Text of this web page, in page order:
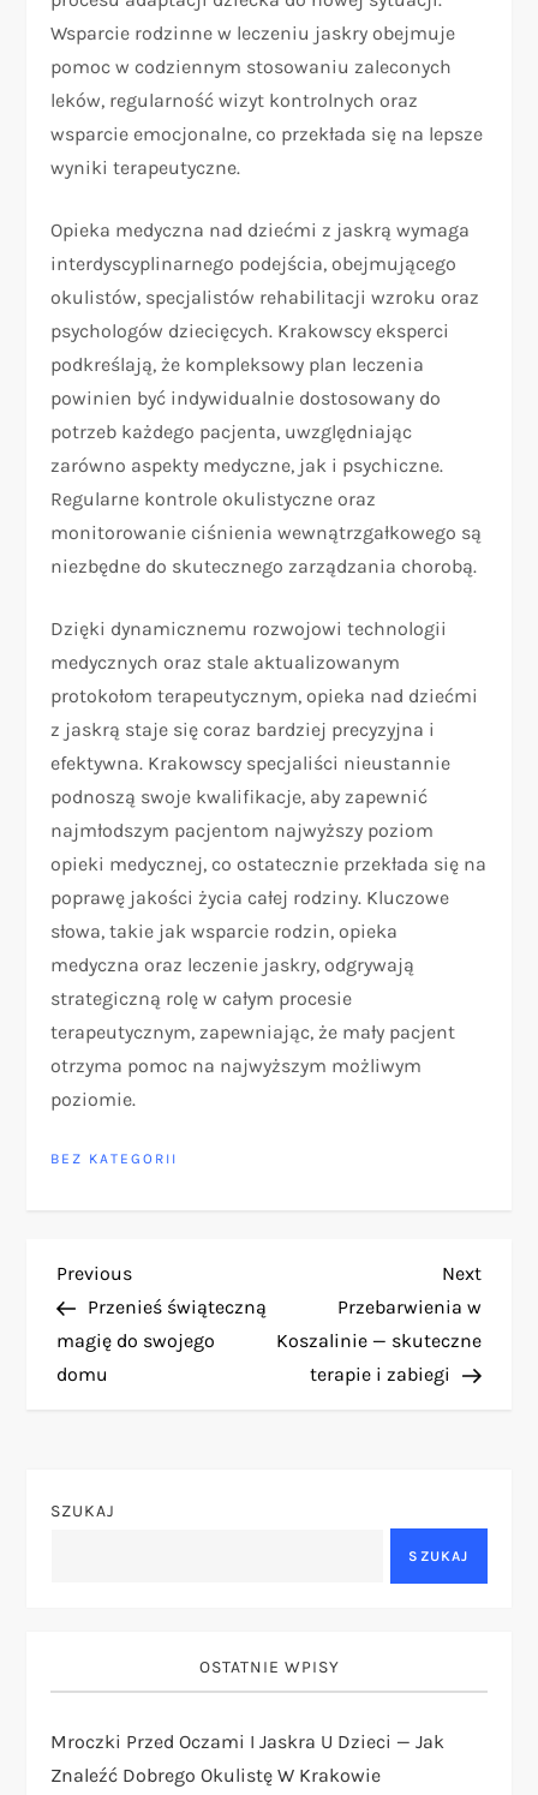
Wsparcie rodzinne w leczeniu jaskry obejmuje
pomoc w codziennym stosowaniu zaleconych
leków, regularność wizyt kontrolnych oraz
wsparcie emocjonalne, co przekłada się na lepsze
wyniki terapeutyczne.
Opieka medyczna nad dziećmi z jaskrą wymaga
interdyscyplinarnego podejścia, obejmującego
okulistów, specjalistów rehabilitacji wzroku oraz
psychologów dziecięcych. Krakowscy eksperci
podkreślają, że kompleksowy plan leczenia
powinien być indywidualnie dostosowany do
potrzeb każdego pacjenta, uwzględniając
zarówno aspekty medyczne, jak i psychiczne.
Regularne kontrole okulistyczne oraz
monitorowanie ciśnienia wewnątrzgałkowego są
niezbędne do skutecznego zarządzania chorobą.
Dzięki dynamicznemu rozwojowi technologii
medycznych oraz stale aktualizowanym
protokołom terapeutycznym, opieka nad dziećmi
z jaskrą staje się coraz bardziej precyzyjna i
efektywna. Krakowscy specjaliści nieustannie
podnoszą swoje kwalifikacje, aby zapewnić
najmłodszym pacjentom najwyższy poziom
opieki medycznej, co ostatecznie przekłada się na
poprawę jakości życia całej rodziny. Kluczowe
słowa, takie jak wsparcie rodzin, opieka
medyczna oraz leczenie jaskry, odgrywają
strategiczną rolę w całym procesie
terapeutycznym, zapewniając, że mały pacjent
otrzyma pomoc na najwyższym możliwym
poziomie.
BEZ KATEGORII
N
a
w
g
j
a
Previous
Post
Previous
Przenieś świąteczną
magię do swojego
domu
Next
Post
Next
Przebarwienia w
Koszalinie — skuteczne
terapie i zabiegi
SZUKAJ
SZUKAJ
OSTATNIE WPISY
Mroczki Przed Oczami I Jaskra U Dzieci — Jak
Znaleźć Dobrego Okulistę W Krakowie